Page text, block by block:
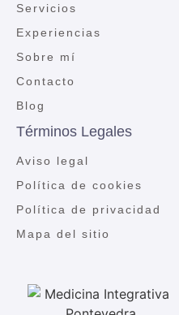
Servicios
Experiencias
Sobre mí
Contacto
Blog
Términos Legales
Aviso legal
Política de cookies
Política de privacidad
Mapa del sitio